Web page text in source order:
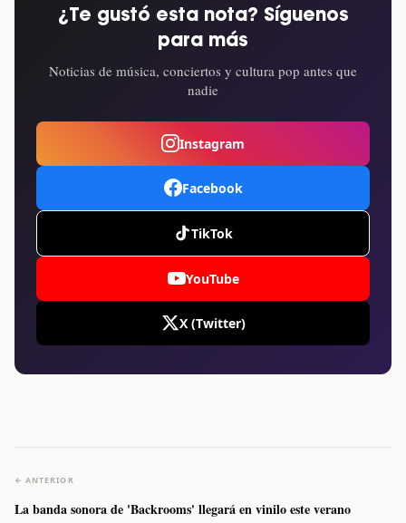
¿Te gustó esta nota? Síguenos
para más
Noticias de música, conciertos y cultura pop antes que
nadie
Instagram
Facebook
TikTok
YouTube
X (Twitter)
← ANTERIOR
La banda sonora de 'Backrooms' llegará en vinilo este verano